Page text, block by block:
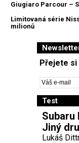
Giugiaro Parcour –
Limitovaná série
milionů
Přejete
Test
Subaru
Jiný
Lukáš